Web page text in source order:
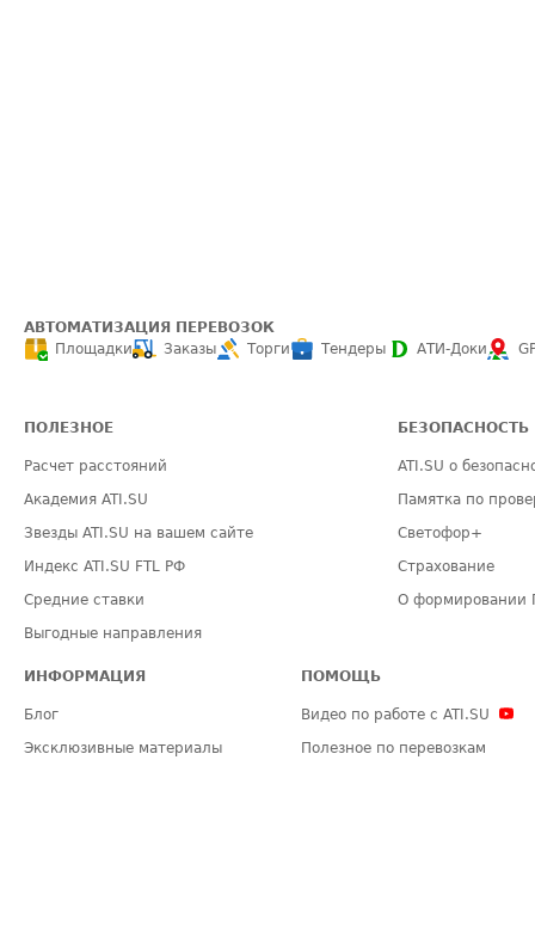
АВТОМАТИЗАЦИЯ ПЕРЕВОЗОК
Площадки
Заказы Торги Тендеры АТИ-Доки
ПОЛЕЗНОЕ
Расчет расстояний
Академия ATI.SU
Звезды ATI.SU на вашем сайте
Индекс ATI.SU FTL РФ
Средние ставки
Выгодные направления
БЕЗОПАСНОСТЬ
ATI.SU о
Памятка по
Светофор+
Страхование
О формировании
ИНФОРМАЦИЯ
Блог
Эксклюзивные материалы
ПОМОЩЬ
Видео по работе с ATI.SU
Полезное по перевозкам